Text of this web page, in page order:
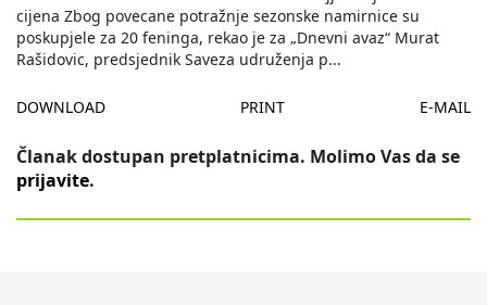
cijena Zbog povecane potražnje sezonske namirnice su
poskupjele za 20 feninga, rekao je za „Dnevni avaz“ Murat
Rašidovic, predsjednik Saveza udruženja p...
DOWNLOAD PRINT E-MAIL
Članak dostupan pretplatnicima. Molimo Vas da se
prijavite.